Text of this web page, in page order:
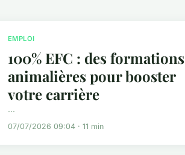
EMPLOI
100% EFC : des formations
animalières pour booster
votre carrière
...
07/07/2026 09:04 · 11 min